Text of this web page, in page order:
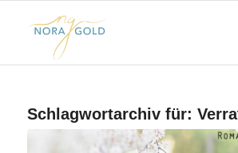
Schlagwortarchiv für: